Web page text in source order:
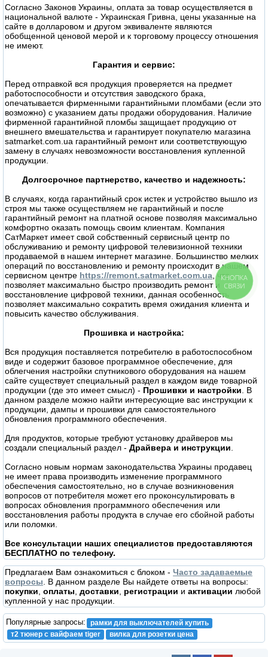
Согласно Законов Украины, оплата за товар осуществляется в
национальной валюте - Украинская Гривна, цены указанные на
сайте в долларовом и другом эквиваленте являются
обобщенной ценовой мерой и к торговому процессу отношения
не имеют.
Гарантия и сервис:
Перед отправкой вся продукция проверяется на предмет
работоспособности и отсутствия заводского брака,
опечатывается фирменными гарантийными пломбами (если это
возможно) с указанием даты продажи оборудования. Наличие
фирменной гарантийной пломбы защищает продукцию от
внешнего вмешательства и гарантирует покупателю магазина
satmarket.com.ua гарантийный ремонт или соответствующую
замену в случаях невозможности восстановления купленной
продукции.
Долгосрочное партнерство, качество и надежность:
В случаях, когда гарантийный срок истек и устройство вышло из
строя мы также осуществляем не гарантийный и после
гарантийный ремонт на платной основе позволяя максимально
комфортно оказать помощь своим клиентам. Компания
СатМаркет имеет свой собственный сервисный центр по
обслуживанию и ремонту цифровой телевизионной техники
продаваемой в нашем интернет магазине. Большинство мелких
операций по восстановлению и ремонту происходит в нашем
сервисном центре https://remont.satmarket.com.ua, что
позволяет максимально быстро производить ремонт и
восстановление цифровой техники, данная особенность
позволяет максимально сократить время ожидания клиента и
повысить качество обслуживания.
Прошивка и настройка:
Вся продукция поставляется потребителю в работоспособном
виде и содержит базовое программное обеспечение, для
облегчения настройки спутникового оборудования на нашем
сайте существует специальный раздел в каждом виде товарной
продукции (где это имеет смысл) - Прошивки и настройки. В
данном разделе можно найти интересующие вас инструкции к
продукции, дампы и прошивки для самостоятельного
обновления программного обеспечения.
Для продуктов, которые требуют установку драйверов мы
создали специальный раздел - Драйвера и инструкции.
Согласно новым нормам законодательства Украины продавец
не имеет права производить изменение программного
обеспечения самостоятельно, но в случае возникновения
вопросов от потребителя может его проконсультировать в
вопросах обновления программного обеспечения или
восстановления работы продукта в случае его сбойной работы
или поломки.
Все консультации наших специалистов предоставляются
БЕСПЛАТНО по телефону.
Предлагаем Вам ознакомиться с блоком - Часто задаваемые
вопросы . В данном разделе Вы найдете ответы на вопросы:
покупки оплаты доставки регистрации и активации любой
купленной у нас продукции.
Популярные запросы:
рамки для выключателей купить
т2 тюнер с вайфаем tiger
вилка для розетки цена
КНОПКА
СВЯЗИ